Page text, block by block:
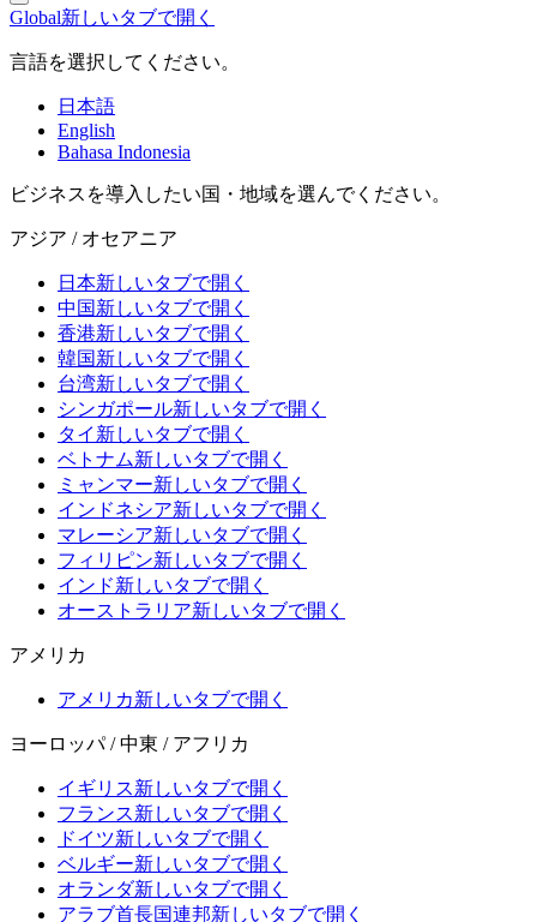
Global新しいタブで開く
言語を選択してください。
日本語
English
Bahasa Indonesia
ビジネスを導入したい国・地域を選んでください。
アジア / オセアニア
日本新しいタブで開く
中国新しいタブで開く
香港新しいタブで開く
韓国新しいタブで開く
台湾新しいタブで開く
シンガポール新しいタブで開く
タイ 新しいタブで開く
ベトナム新しいタブで開く
ミャンマー新しいタブで開く
インドネシア新しいタブで開く
マレーシア新しいタブで開く
フィリピン新しいタブで開く
インド新しいタブで開く
オーストラリア新しいタブで開く
アメリカ
アメリカ新しいタブで開く
ヨーロッパ / 中東 / アフリカ
イギリス新しいタブで開く
フランス新しいタブで開く
ドイツ新しいタブで開く
ベルギー新しいタブで開く
オランダ新しいタブで開く
アラブ首長国連邦新しいタブで開く